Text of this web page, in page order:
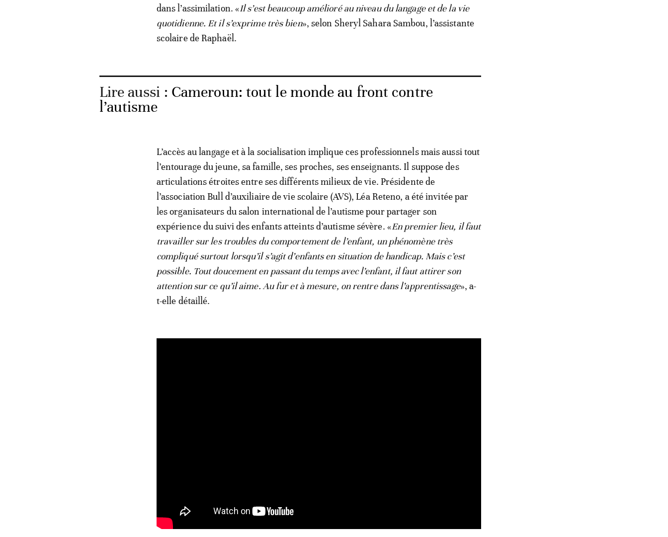
dans l’assimilation. «Il s’est beaucoup amélioré au niveau du langage et de la vie
quotidienne. Et il s’exprime très bien», selon Sheryl Sahara Sambou, l’assistante
scolaire de Raphaël.
Lire aussi : Cameroun: tout le monde au front contre
l’autisme
L’accès au langage et à la socialisation implique ces professionnels mais aussi tout
l’entourage du jeune, sa famille, ses proches, ses enseignants. Il suppose des
articulations étroites entre ses différents milieux de vie. Présidente de
l’association Bull d’auxiliaire de vie scolaire (AVS), Léa Reteno, a été invitée par
les organisateurs du salon international de l’autisme pour partager son
expérience du suivi des enfants atteints d’autisme sévère. «En premier lieu, il faut
travailler sur les troubles du comportement de l’enfant, un phénomène très
compliqué surtout lorsqu’il s’agit d’enfants en situation de handicap. Mais c’est
possible. Tout doucement en passant du temps avec l’enfant, il faut attirer son
attention sur ce qu’il aime. Au fur et à mesure, on rentre dans l’apprentissage», a-
t-elle détaillé.